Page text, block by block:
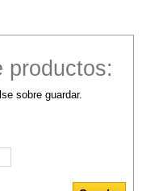
productos:
sobre guardar.